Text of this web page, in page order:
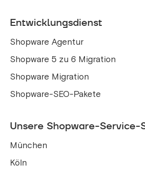
Entwicklungsdienst
Shopware Agentur
Shopware 5 zu 6 Migration
Shopware Migration
Shopware-SEO-Pakete
Unsere Shopware-Service-
München
Köln